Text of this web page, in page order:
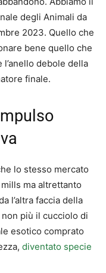
degli Animali da
2023. Quello che
bene quello che
debole della
finale.
lo stesso mercato
ma altrettanto
l’altra faccia della
più il cucciolo di
esotico comprato
diventato specie